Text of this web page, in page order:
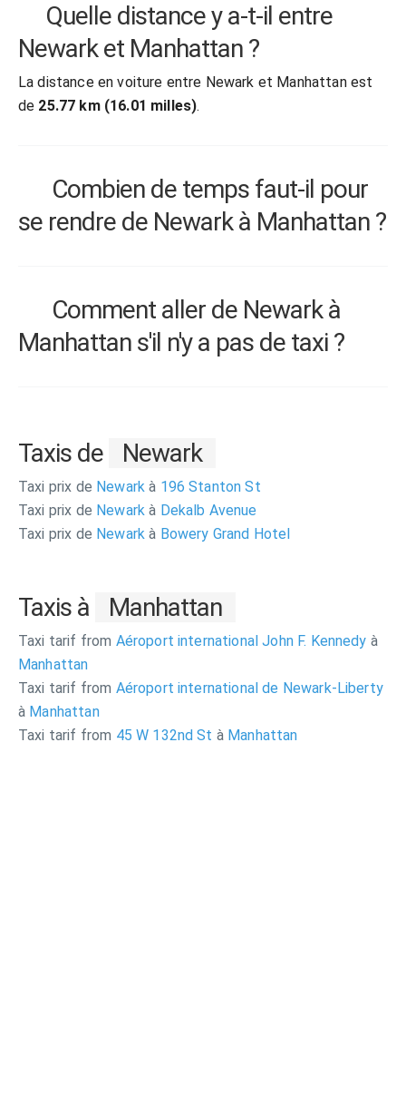
Quelle distance y a-t-il entre
Newark et Manhattan ?
La distance en voiture entre Newark et Manhattan est
de 25.77 km (16.01 milles).
Combien de temps faut-il pour
se rendre de Newark à Manhattan ?
Comment aller de Newark à
Manhattan s'il n'y a pas de taxi ?
Taxis de Newark
Taxi prix de Newarkà 196 Stanton St
Taxi prix de Newarkà Dekalb Avenue
Taxi prix de Newarkà Bowery Grand Hotel
Taxis à Manhattan
Taxi tarif from Aéroport international John F. Kennedy à
Manhattan
Taxi tarif from Aéroport international de Newark-Liberty
à Manhattan
Taxi tarif from 45 W 132nd St àManhattan